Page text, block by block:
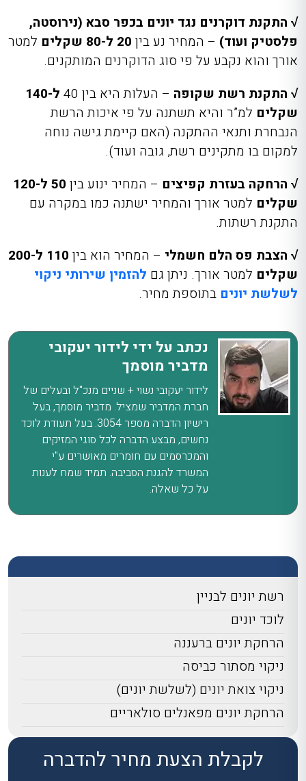
לקבלת הצעת מחיר להדברה
√ התקנת דוקרנים נגד יונים בכפר סבא (נירוסטה,
פלסטיק ועוד) – המחיר נע בין 20 ל-80 שקלים
למטר
אורך והוא נקבע על פי סוג הדוקרנים המותקנים.
√ התקנת רשת שקופה – העלות היא בין 40
ל-140
שקלים למ”ר והיא תשתנה על פי איכות הרשת
הנבחרת ותנאי ההתקנה (האם קיימת גישה נוחה
למקום בו מתקינים רשת, גובה ועוד).
√ הרחקה בעזרת קפיצים – המחיר ינוע בין
50 ל-120
שקלים למטר אורך והמחיר ישתנה כמו במקרה עם
התקנת רשתות.
√ הצבת פס הלם חשמלי – המחיר הוא בין
110 ל-200
שקלים למטר אורך. ניתן גם להזמין שירותי ניקוי
לשלשת יונים בתוספת מחיר.
נכתב על ידי לידור יעקובי
מדביר מוסמך
לידור יעקובי נשוי + שניים מנכ"ל ובעלים של
חברת המדביר שמציל. מדביר מוסמך, בעל
רישיון הדברה מספר 3054. בעל תעודת לוכד
נחשים, מבצע הדברה לכל סוגי המזיקים
והמכרסמים עם חומרים מאושרים ע"י
המשרד להגנת הסביבה. תמיד שמח לענות
על כל שאלה.
רשת יונים לבניין
לוכד יונים
הרחקת יונים ברעננה
ניקוי מסתור כביסה
ניקוי צואת יונים (לשלשת יונים)
הרחקת יונים מפאנלים סולאריים